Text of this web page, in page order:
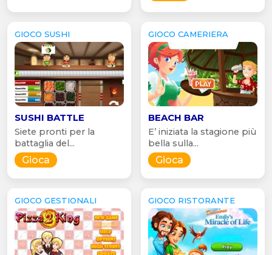
GIOCO SUSHI
SUSHI BATTLE
Siete pronti per la
battaglia del...
Gioca
GIOCO CAMERIERA
BEACH BAR
E’ iniziata la stagione più
bella sulla...
Gioca
GIOCO GESTIONALI GIOCO RISTORANTE